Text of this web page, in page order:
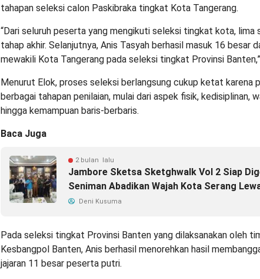
tahapan seleksi calon Paskibraka tingkat Kota Tangerang.
“Dari seluruh peserta yang mengikuti seleksi tingkat kota, lima
tahap akhir. Selanjutnya, Anis Tasyah berhasil masuk 16 besar
mewakili Kota Tangerang pada seleksi tingkat Provinsi
Menurut Elok, proses seleksi berlangsung cukup ketat karena
berbagai tahapan penilaian, mulai dari aspek fisik, kedisiplinan,
hingga kemampuan baris-berbaris.
Baca Juga
2 bulan lalu
Jambore Sketsa Sketghwalk Vol 2 Siap
Seniman Abadikan Wajah Kota Serang
Deni Kusuma
Pada seleksi tingkat Provinsi Banten yang dilaksanakan oleh
Kesbangpol Banten, Anis berhasil menorehkan hasil
jajaran 11 besar peserta putri.